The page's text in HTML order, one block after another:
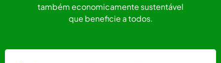
também economicamente sustentável
que beneficie a todos.